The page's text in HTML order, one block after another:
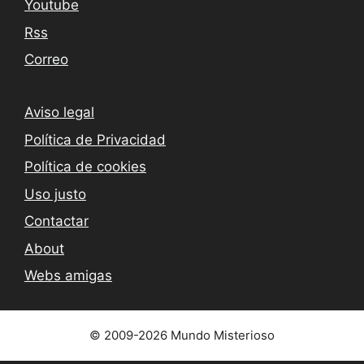
Youtube
Rss
Correo
Aviso legal
Política de Privacidad
Política de cookies
Uso justo
Contactar
About
Webs amigas
© 2009-2026 Mundo Misterioso